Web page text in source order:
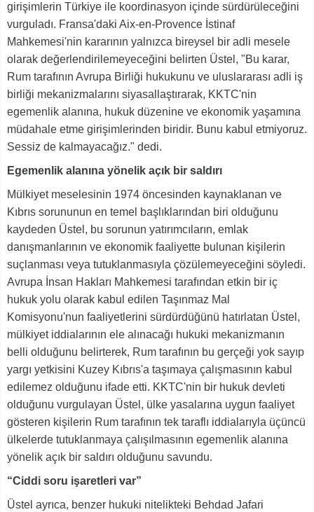
girişimlerin Türkiye ile koordinasyon içinde sürdürüleceğini
vurguladı. Fransa'daki Aix-en-Provence İstinaf
Mahkemesi'nin kararının yalnızca bireysel bir adli mesele
olarak değerlendirilemeyeceğini belirten Üstel, "Bu karar,
Rum tarafının Avrupa Birliği hukukunu ve uluslararası adli iş
birliği mekanizmalarını siyasallaştırarak, KKTC'nin
egemenlik alanına, hukuk düzenine ve ekonomik yaşamına
müdahale etme girişimlerinden biridir. Bunu kabul etmiyoruz.
Sessiz de kalmayacağız." dedi.
Egemenlik alanına yönelik açık bir saldırı
Mülkiyet meselesinin 1974 öncesinden kaynaklanan ve
Kıbrıs sorununun en temel başlıklarından biri olduğunu
kaydeden Üstel, bu sorunun yatırımcıların, emlak
danışmanlarının ve ekonomik faaliyette bulunan kişilerin
suçlanması veya tutuklanmasıyla çözülemeyeceğini söyledi.
Avrupa İnsan Hakları Mahkemesi tarafından etkin bir iç
hukuk yolu olarak kabul edilen Taşınmaz Mal
Komisyonu'nun faaliyetlerini sürdürdüğünü hatırlatan Üstel,
mülkiyet iddialarının ele alınacağı hukuki mekanizmanın
belli olduğunu belirterek, Rum tarafının bu gerçeği yok sayıp
yargı yetkisini Kuzey Kıbrıs'a taşımaya çalışmasının kabul
edilemez olduğunu ifade etti. KKTC'nin bir hukuk devleti
olduğunu vurgulayan Üstel, ülke yasalarına uygun faaliyet
gösteren kişilerin Rum tarafının tek taraflı iddialarıyla üçüncü
ülkelerde tutuklanmaya çalışılmasının egemenlik alanına
yönelik açık bir saldırı olduğunu savundu.
“Ciddi soru işaretleri var”
Üstel ayrıca, benzer hukuki nitelikteki Behdad Jafari